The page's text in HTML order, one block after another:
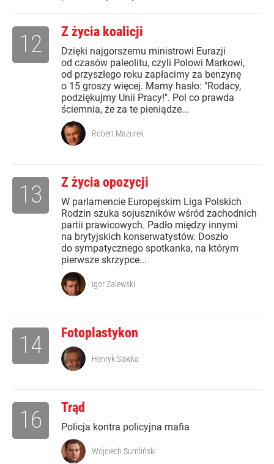
Z życia koalicji
Dzięki najgorszemu ministrowi Eurazji
od czasów paleolitu, czyli Polowi Markowi,
od przyszłego roku zapłacimy za benzynę
o 15 groszy więcej. Mamy hasło: "Rodacy,
podziękujmy Unii Pracy!". Pol co prawda
ściemnia, że za te pieniądze...
12
Robert Mazurek
Z życia opozycji
W parlamencie Europejskim Liga Polskich
Rodzin szuka sojuszników wśród zachodnich
partii prawicowych. Padło między innymi
na brytyjskich konserwatystów. Doszło
do sympatycznego spotkanka, na którym
pierwsze skrzypce...
13
Igor Zalewski
Fotoplastykon
14 Henryk Sawka
Trąd
Policja kontra policyjna mafia
16
Wojciech Sumliński